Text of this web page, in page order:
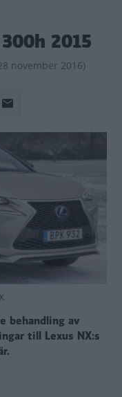
2015
november 2016)
behandling av
till Lexus NX:s